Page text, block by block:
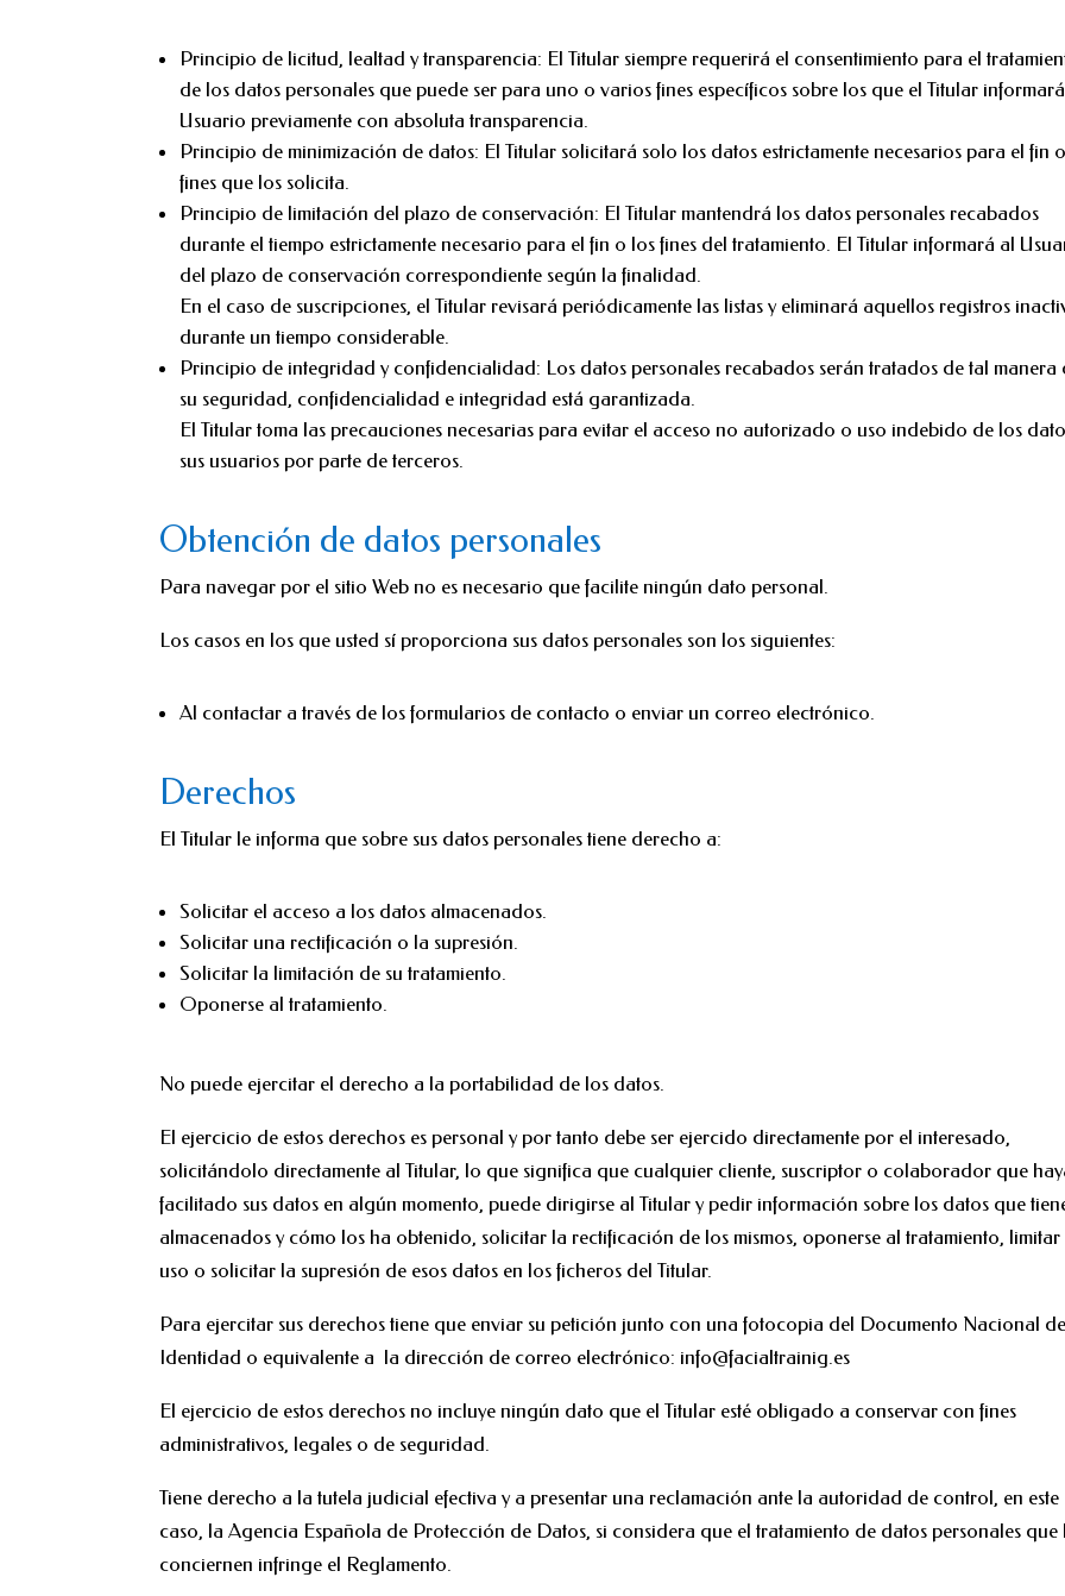
Principio de licitud, lealtad y transparencia: El Titular siempre requerirá el consentimiento para el
de los datos personales que puede ser para uno o varios fines específicos sobre los que el Titular
Usuario previamente con absoluta transparencia.
Principio de minimización de datos: El Titular solicitará solo los datos estrictamente necesarios para el fin
fines que los solicita.
Principio de limitación del plazo de conservación: El Titular mantendrá los datos personales recabados
durante el tiempo estrictamente necesario para el fin o los fines del tratamiento. El Titular informará al
del plazo de conservación correspondiente según la finalidad.
En el caso de suscripciones, el Titular revisará periódicamente las listas y eliminará aquellos registros
durante un tiempo considerable.
Principio de integridad y confidencialidad: Los datos personales recabados serán tratados de tal manera
su seguridad, confidencialidad e integridad está garantizada.
El Titular toma las precauciones necesarias para evitar el acceso no autorizado o uso indebido de los
sus usuarios por parte de terceros.
Obtención de datos personales
Para navegar por el sitio Web no es necesario que facilite ningún dato personal.
Los casos en los que usted sí proporciona sus datos personales son los siguientes:
Al contactar a través de los formularios de contacto o enviar un correo electrónico.
Derechos
El Titular le informa que sobre sus datos personales tiene derecho a:
Solicitar el acceso a los datos almacenados.
Solicitar una rectificación o la supresión.
Solicitar la limitación de su tratamiento.
Oponerse al tratamiento.
No puede ejercitar el derecho a la portabilidad de los datos.
El ejercicio de estos derechos es personal y por tanto debe ser ejercido directamente por el interesado,
solicitándolo directamente al Titular, lo que significa que cualquier cliente, suscriptor o colaborador que
facilitado sus datos en algún momento, puede dirigirse al Titular y pedir información sobre los datos que
almacenados y cómo los ha obtenido, solicitar la rectificación de los mismos, oponerse al tratamiento, limitar
uso o solicitar la supresión de esos datos en los ficheros del Titular.
Para ejercitar sus derechos tiene que enviar su petición junto con una fotocopia del Documento Nacional de
Identidad o equivalente a la dirección de correo electrónico: info@facialtrainig.es
El ejercicio de estos derechos no incluye ningún dato que el Titular esté obligado a conservar con fines
administrativos, legales o de seguridad.
Tiene derecho a la tutela judicial efectiva y a presentar una reclamación ante la autoridad de control, en este
caso, la Agencia Española de Protección de Datos, si considera que el tratamiento de datos personales que
conciernen infringe el Reglamento.